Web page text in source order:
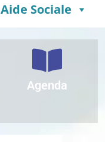
Aide Sociale
Agenda